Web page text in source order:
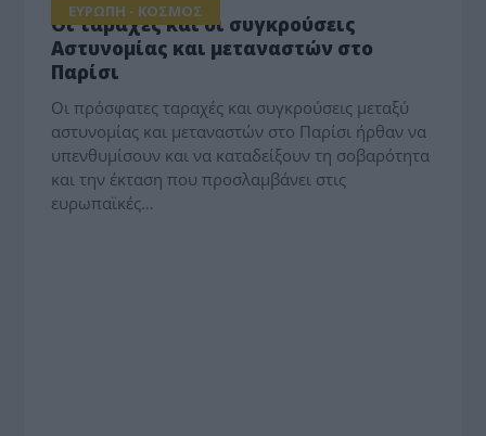
ΕΥΡΩΠΗ - ΚΟΣΜΟΣ
Οι ταραχές και οι συγκρούσεις
Αστυνομίας και μεταναστών στο
Παρίσι
Οι πρόσφατες ταραχές και συγκρούσεις μεταξύ
αστυνομίας και μεταναστών στο Παρίσι ήρθαν να
υπενθυμίσουν και να καταδείξουν τη σοβαρότητα
και την έκταση που προσλαμβάνει στις
ευρωπαϊκές…